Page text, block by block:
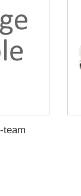
team